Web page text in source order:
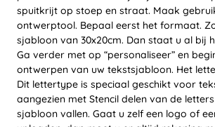
spuitkrijt op stoep en straat. Maak
ontwerptool. Bepaal eerst het formaat.
sjabloon van 30x20cm. Dan staat u al bij
Ga verder met op “personaliseer” en
ontwerpen van uw tekstsjabloon. Het
Dit lettertype is speciaal geschikt voor
aangezien met Stencil delen van de
sjabloon vallen. Gaat u zelf een logo of